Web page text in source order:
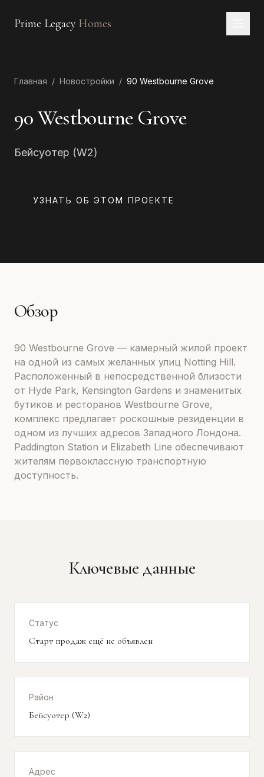
Prime Legacy Homes
Услуги
О нас
Главная / Новостройки / 90 Westbourne Grove
90 Westbourne Grove
Бейсуотер (W2)
УЗНАТЬ ОБ ЭТОМ ПРОЕКТЕ
Обзор
90 Westbourne Grove — камерный жилой проект
на одной из самых желанных улиц Notting Hill.
Расположенный в непосредственной близости
от Hyde Park, Kensington Gardens и знаменитых
бутиков и ресторанов Westbourne Grove,
комплекс предлагает роскошные резиденции в
одном из лучших адресов Западного Лондона.
Paddington Station и Elizabeth Line обеспечивают
жителям первоклассную транспортную
доступность.
Ключевые данные
Статус
Старт продаж ещё не объявлен
Район
Бейсуотер (W2)
Адрес